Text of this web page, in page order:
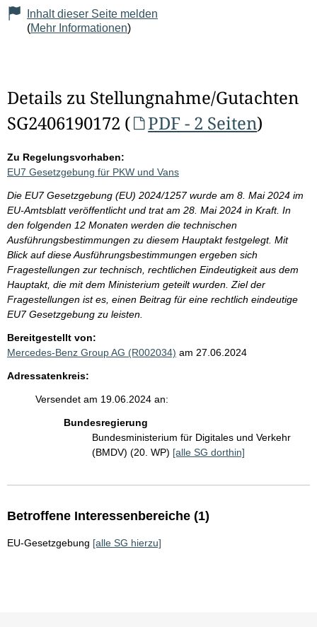
Inhalt dieser Seite melden
(Mehr Informationen)
Details zu Stellungnahme/Gutachten
SG2406190172 (
PDF - 2 Seiten)
Zu Regelungsvorhaben:
EU7 Gesetzgebung für PKW und Vans
Die EU7 Gesetzgebung (EU) 2024/1257 wurde am 8. Mai 2024 im
EU-Amtsblatt veröffentlicht und trat am 28. Mai 2024 in Kraft. In
den folgenden 12 Monaten werden die technischen
Ausführungsbestimmungen zu diesem Hauptakt festgelegt. Mit
Blick auf diese Ausführungsbestimmungen ergeben sich
Fragestellungen zur technisch, rechtlichen Eindeutigkeit aus dem
Hauptakt, die mit dem Ministerium geteilt wurden. Ziel der
Fragestellungen ist es, einen Beitrag für eine rechtlich eindeutige
EU7 Gesetzgebung zu leisten.
Bereitgestellt von:
Mercedes-Benz Group AG (R002034) am 27.06.2024
Adressatenkreis:
Versendet am 19.06.2024 an:
Bundesregierung
Bundesministerium für Digitales und Verkehr
(BMDV) (20. WP) [alle SG dorthin]
Betroffene Interessenbereiche (1)
EU-Gesetzgebung [alle SG hierzu]